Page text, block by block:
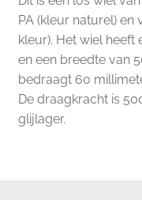
PA (kleur naturel) en
kleur). Het wiel
en een breedte van
bedraagt 60
De draagkracht is
glijlager.